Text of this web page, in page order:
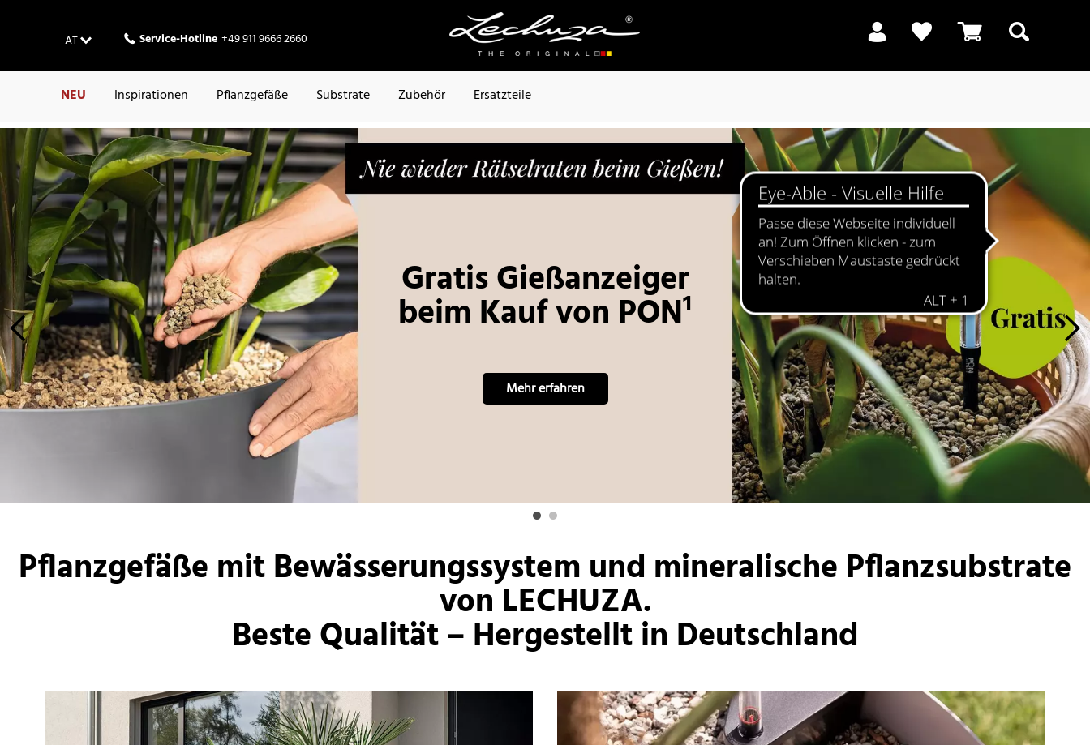
AT Service-Hotline +49 911 9666 2660
NEU Inspirationen Pflanzgefäße Substrate Zubehör Ersatzteile
Suchen
Gratis Gießanzeiger
beim Kauf von PON¹
Mehr erfahren
Pflanzgefäße mit Bewässerungssystem und mineralische Pflanzsubstrate
von LECHUZA.
Beste Qualität – Hergestellt in Deutschland